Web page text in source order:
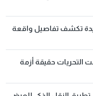
تكشف تفاصيل واقعة
التحريات حقيقة أزمة